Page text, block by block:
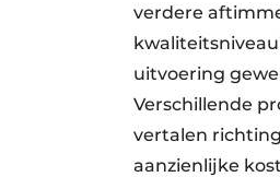
verdere
uitvoering
Verschillende
vertalen
aanzienlijke